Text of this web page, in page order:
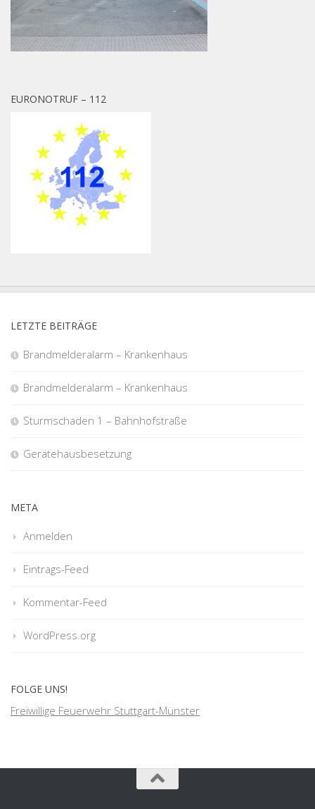
EURONOTRUF – 112
LETZTE BEITRÄGE
Brandmelderalarm – Krankenhaus
Brandmelderalarm – Krankenhaus
Sturmschaden 1 – Bahnhofstraße
Gerätehausbesetzung
META
Anmelden
Eintrags-Feed
Kommentar-Feed
WordPress.org
FOLGE UNS!
Freiwillige Feuerwehr Stuttgart-Münster